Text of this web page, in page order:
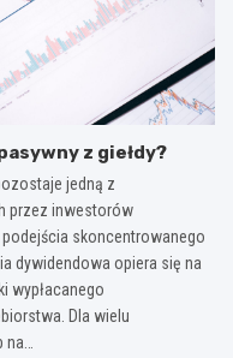
z giełdy?
jedną z
przez inwestorów
skoncentrowanego
dywidendowa opiera się na
wypłacanego
Dla wielu